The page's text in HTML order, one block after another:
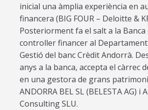
inicial una àmplia experiència en
financera (BIG FOUR – Deloitte &
Posteriorment fa el salt a la Banca
controller financer al
Gestió del banc Crèdit Andorrà.
anys a la banca, accepta el càrrec
en una gestora de grans
ANDORRA BEL SL (BELESTA AG) i
Consulting SLU.